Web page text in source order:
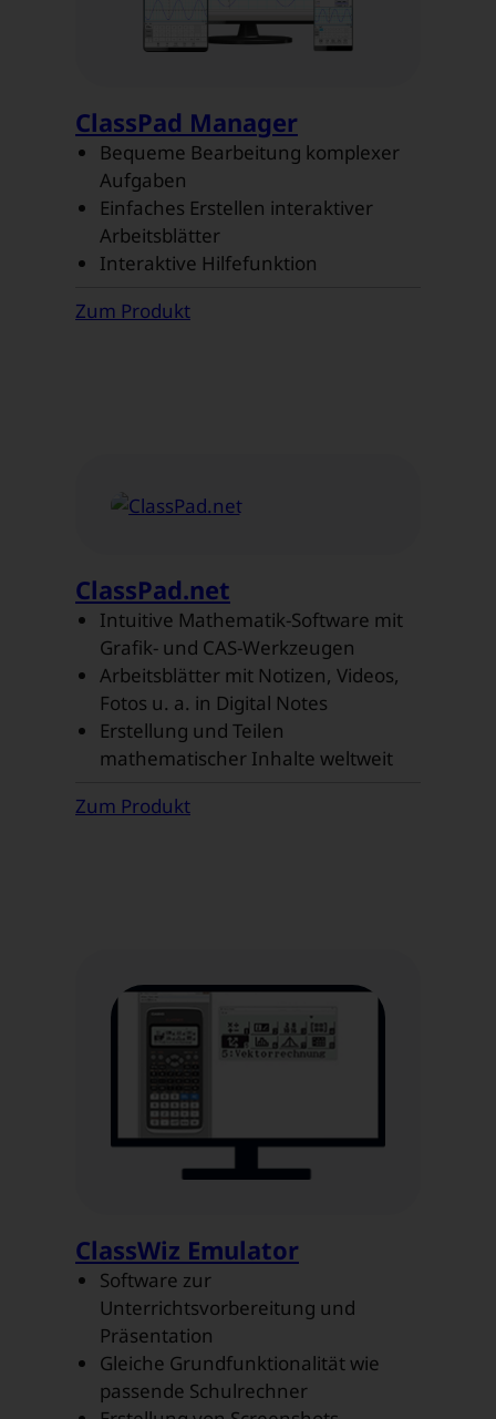
ClassPad Manager
Bequeme Bearbeitung komplexer
Aufgaben
Einfaches Erstellen interaktiver
Arbeitsblätter
Interaktive Hilfefunktion
Zum Produkt
ClassPad.net
Intuitive Mathematik-Software mit
Grafik- und CAS-Werkzeugen
Arbeitsblätter mit Notizen, Videos,
Fotos u. a. in Digital Notes
Erstellung und Teilen
mathematischer Inhalte weltweit
Zum Produkt
ClassWiz Emulator
Software zur
Unterrichtsvorbereitung und
Präsentation
Gleiche Grundfunktionalität wie
passende Schulrechner